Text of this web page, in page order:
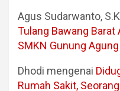
Agus Sudarwanto,
Tulang Bawang Barat
SMKN Gunung Agung
Dhodi mengenai
Rumah Sakit,